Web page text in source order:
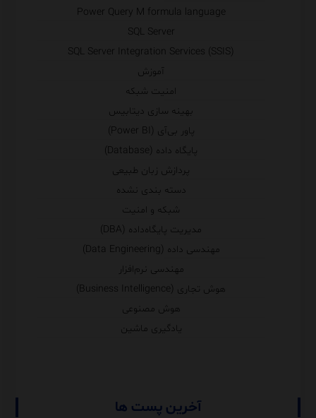
Power Query M formula language
SQL Server
SQL Server Integration Services (SSIS)
آموزش
امنیت شبکه
بهینه سازی دیتابیس
پاور بی‌آی (Power BI)
پایگاه داده (Database)
پردازش زبان طبیعی
دسته بندی نشده
شبکه و امنیت
مدیریت پایگاه‌داده (DBA)
مهندسی داده (Data Engineering)
مهندسی نرم‌افزار
هوش تجاری (Business Intelligence)
هوش مصنوعی
یادگیری ماشین
آخرین پست ها